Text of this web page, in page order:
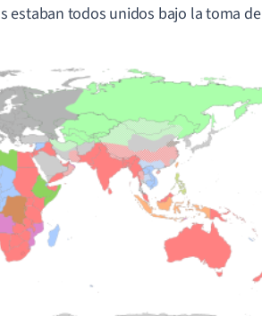
estaban todos unidos bajo la toma de